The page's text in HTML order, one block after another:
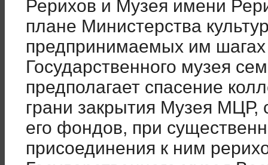
Рерихов и Музея имени
плане Министерства
предпринимаемых им
Государственного музея
предполагает спасение
грани закрытия Музея МЦР,
его фондов, при
присоединения к ним